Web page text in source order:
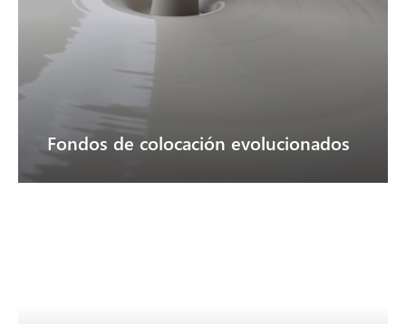
Fondos de colocación evolucionados